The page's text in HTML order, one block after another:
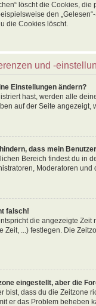
löscht die Cookies,
den
die Cookies löscht.
und -
Einstellungen ändern?
hast, werden alle
auf der Seite angezeigt,
dass mein
Bereich findest du in
Moderatoren
falsch!
die angezeigte Zeit
Zeit, ...) festlegen. Die
eingestellt, aber die
bist, dass du die Zeitzone
er das Problem beheben